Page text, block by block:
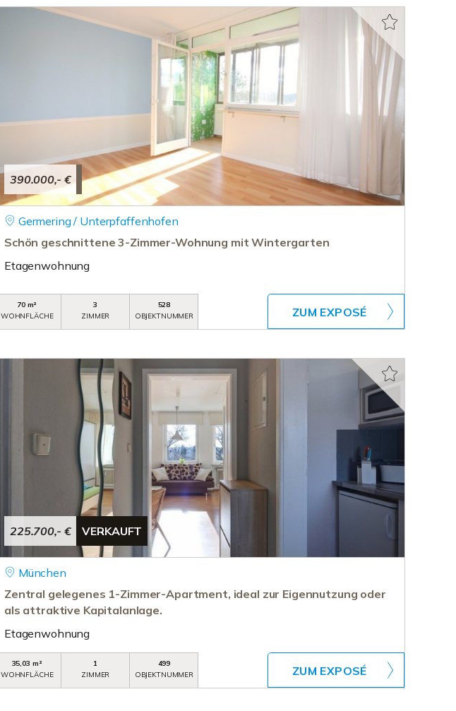
390.000,- €
Germering / Unterpfaffenhofen
Schön geschnittene 3-Zimmer-Wohnung mit Wintergarten
Etagenwohnung
70 m²
WOHNFLÄCHE
3
ZIMMER
528
OBJEKTNUMMER
ZUM EXPOSÉ
225.700,- € VERKAUFT
München
Zentral gelegenes 1-Zimmer-Apartment, ideal zur Eigennutzung oder
als attraktive Kapitalanlage.
Etagenwohnung
35,03 m²
WOHNFLÄCHE
1
ZIMMER
499
OBJEKTNUMMER
ZUM EXPOSÉ